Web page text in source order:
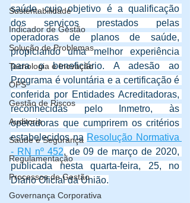
Sustentabilidade
Indicador de Gestão
Solução de Problemas
Tecnologia e Inovação
OPS
Gestão de Riscos
Auditoria
Saúde e Segurança
Regulamentação
Processos de Gestão
Governança Corporativa
saúde, cujo objetivo é a qualificação
dos serviços prestados pelas
operadoras de planos de saúde,
propiciando uma melhor experiência
para o beneficiário. A adesão ao
Programa é voluntária e a certificação é
conferida por Entidades Acreditadoras,
reconhecidas pelo Inmetro, às
operadoras que cumprirem os critérios
estabelecidos na Resolução Normativa
- RN nº 452, de 09 de março de 2020,
publicada nesta quarta-feira, 25, no
Diário Oficial da União.